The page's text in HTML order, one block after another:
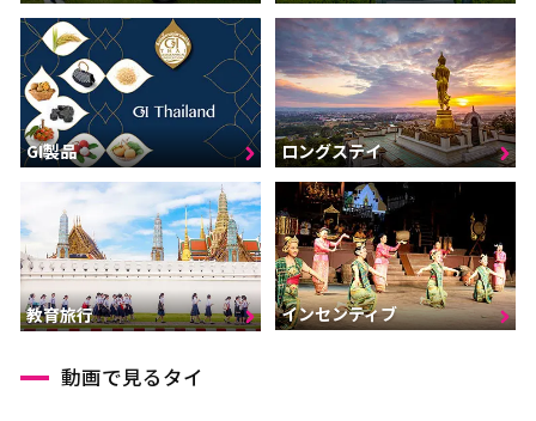
GI製品 ロングステイ
教育旅行 インセンティブ
動画で見るタイ